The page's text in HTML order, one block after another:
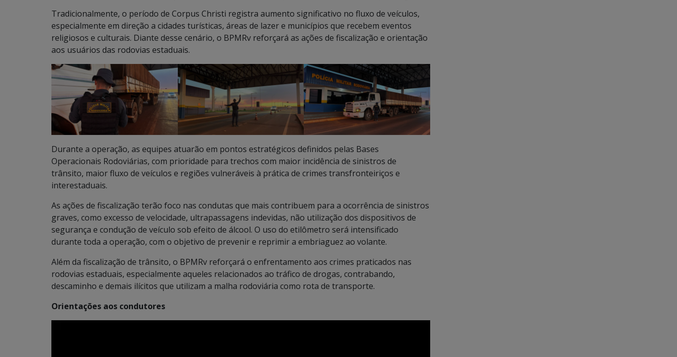
Tradicionalmente, o período de Corpus Christi registra aumento significativo no fluxo de veículos,
especialmente em direção a cidades turísticas, áreas de lazer e municípios que recebem eventos
religiosos e culturais. Diante desse cenário, o BPMRv reforçará as ações de fiscalização e orientação
aos usuários das rodovias estaduais.
Durante a operação, as equipes atuarão em pontos estratégicos definidos pelas Bases
Operacionais Rodoviárias, com prioridade para trechos com maior incidência de sinistros de
trânsito, maior fluxo de veículos e regiões vulneráveis à prática de crimes transfronteiriços e
interestaduais.
As ações de fiscalização terão foco nas condutas que mais contribuem para a ocorrência de sinistros
graves, como excesso de velocidade, ultrapassagens indevidas, não utilização dos dispositivos de
segurança e condução de veículo sob efeito de álcool. O uso do etilômetro será intensificado
durante toda a operação, com o objetivo de prevenir e reprimir a embriaguez ao volante.
Além da fiscalização de trânsito, o BPMRv reforçará o enfrentamento aos crimes praticados nas
rodovias estaduais, especialmente aqueles relacionados ao tráfico de drogas, contrabando,
descaminho e demais ilícitos que utilizam a malha rodoviária como rota de transporte.
Orientações aos condutores